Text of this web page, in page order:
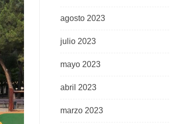
agosto 2023
julio 2023
mayo 2023
abril 2023
marzo 2023